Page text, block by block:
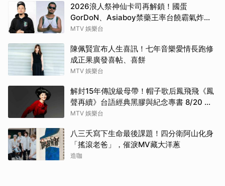
2026浪人祭神仙卡司再解鎖！國蛋
GorDoN、Asiaboy禁藥王率台饒霸氣炸翻
府城 11 月安平重磅開躁！
MTV 娛樂台
陳佩賢宣布人生喜訊！七年音樂愛情長跑修
成正果廣發喜帖、喜餅
MTV 娛樂台
解封15年傳說級母帶！帽子歌后鳳飛飛《鳳
聲再續》台語經典黑膠與紀念專書 8/20 珍
藏預購
MTV 娛樂台
八三夭寫下生命最後課題！四分衛阿山化身
「搖滾老爸」，催淚MV藏大洋蔥
造咖